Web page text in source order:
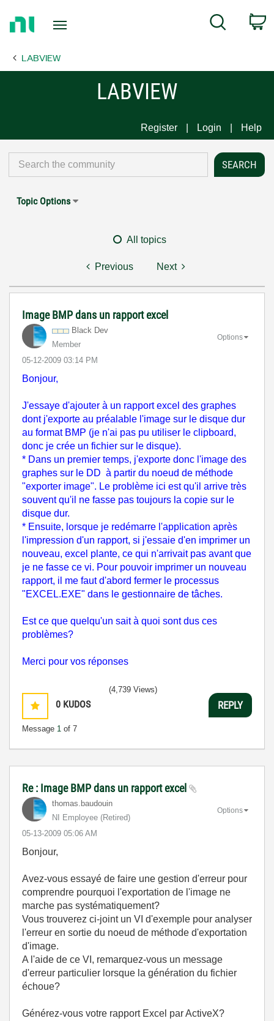
Page
Search
LABVIEW
LABVIEW
Register Login Help
Topic Options
All topics
Previous Next
Image BMP dans un rapport excel
Black Dev
Member
‎05-12-2009 03:14 PM
Options
Bonjour,
J'essaye d'ajouter à un rapport excel des graphes
dont j'exporte au préalable l'image sur le disque dur
au format BMP (je n'ai pas pu utiliser le clipboard,
donc je crée un fichier sur le disque).
* Dans un premier temps, j'exporte donc l'image des
graphes sur le DD à partir du noeud de méthode
"exporter image". Le problème ici est qu'il arrive très
souvent qu'il ne fasse pas toujours la copie sur le
disque dur.
* Ensuite, lorsque je redémarre l'application après
l'impression d'un rapport, si j'essaie d'en imprimer un
nouveau, excel plante, ce qui n'arrivait pas avant que
je ne fasse ce vi. Pour pouvoir imprimer un nouveau
rapport, il me faut d'abord fermer le processus
"EXCEL.EXE" dans le gestionnaire de tâches.
Est ce que quelqu'un sait à quoi sont dus ces
problèmes?
Merci pour vos réponses
0 KUDOS
Message 1 of 7
(4,739 Views)
REPLY
Re : Image BMP dans un rapport excel
thomas.baudouin
NI Employee (retired)
‎05-13-2009 05:06 AM
Options
Bonjour,
Avez-vous essayé de faire une gestion d'erreur pour
comprendre pourquoi l'exportation de l'image ne
marche pas systématiquement?
Vous trouverez ci-joint un VI d'exemple pour analyser
l'erreur en sortie du noeud de méthode d'exportation
d'image.
A l'aide de ce VI, remarquez-vous un message
d'erreur particulier lorsque la génération du fichier
échoue?
Générez-vous votre rapport Excel par ActiveX?